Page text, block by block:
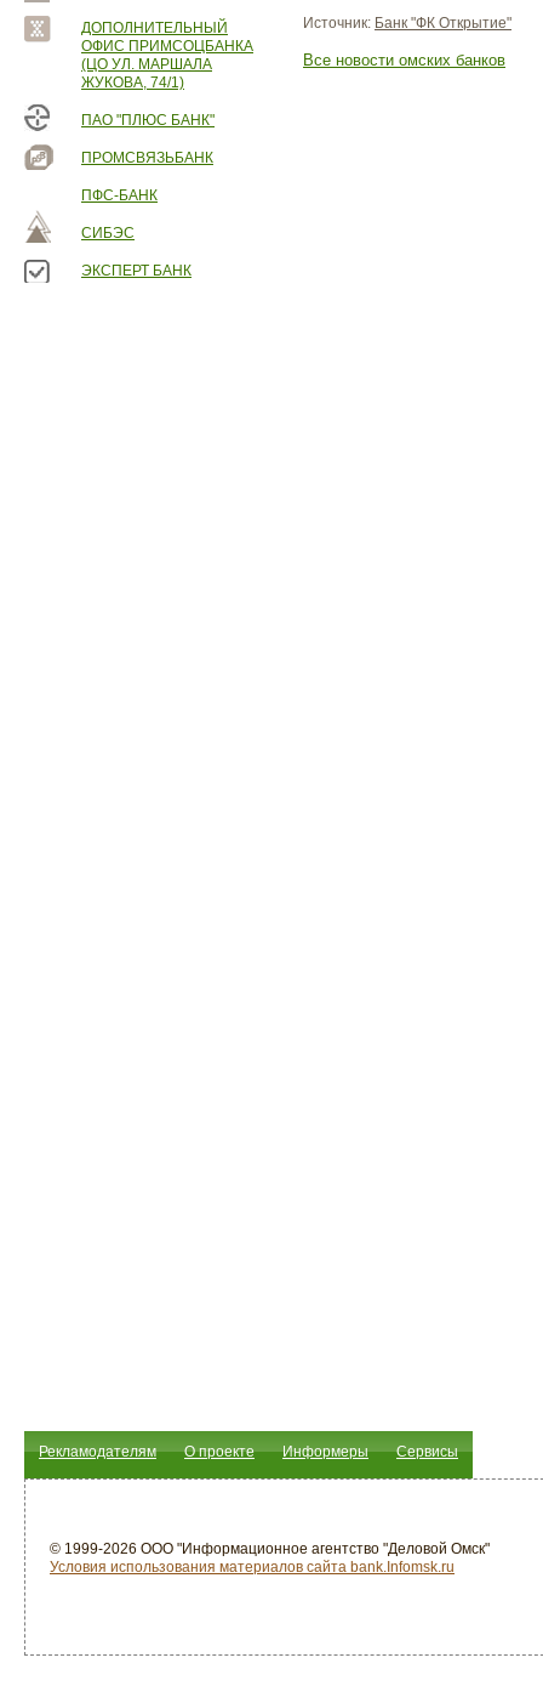
ДОПОЛНИТЕЛЬНЫЙ
ОФИС ПРИМСОЦБАНКА
(ЦО УЛ. МАРШАЛА
ЖУКОВА, 74/1)
ПАО "ПЛЮС БАНК"
ПРОМСВЯЗЬБАНК
ПФС-БАНК
СИБЭС
ЭКСПЕРТ БАНК
Источник: Банк "ФК Открытие"
Все новости омских банков
Рекламодателям О проекте Информеры Сервисы
© 1999-2026 ООО "Информационное агентство "Деловой Омск"
Условия использования материалов сайта bank.Infomsk.ru